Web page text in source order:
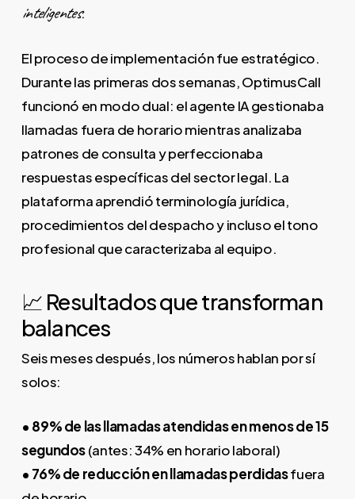
inteligentes.
El proceso de implementación fue estratégico.
Durante las primeras dos semanas, OptimusCall
funcionó en modo dual: el agente IA gestionaba
llamadas fuera de horario mientras analizaba
patrones de consulta y perfeccionaba
respuestas específicas del sector legal. La
plataforma aprendió terminología jurídica,
procedimientos del despacho y incluso el tono
profesional que caracterizaba al equipo.
📈 Resultados que transforman
balances
Seis meses después, los números hablan por sí
solos:
• 89% de las llamadas atendidas en menos de 15
segundos(antes: 34% en horario laboral)
• 76% de reducción en llamadas perdidasfuera